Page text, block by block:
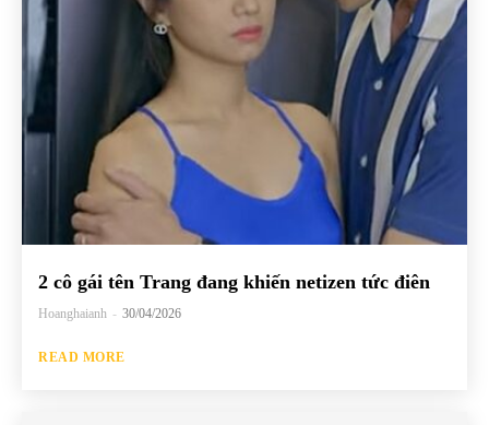
2 cô gái tên Trang đang khiến netizen tức điên
Hoanghaianh - 30/04/2026
READ MORE